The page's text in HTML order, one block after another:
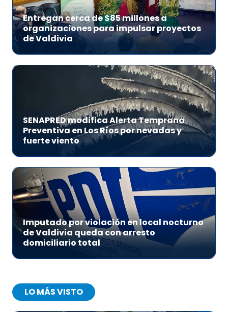
Entregan cerca de $85 millones a
organizaciones para impulsar proyectos
de Valdivia
SENAPRED modifica Alerta Temprana
Preventiva en Los Ríos por nevadas y
fuerte viento
Imputado por violación en local nocturno
de Valdivia queda con arresto
domiciliario total
LO MÁS VISTO